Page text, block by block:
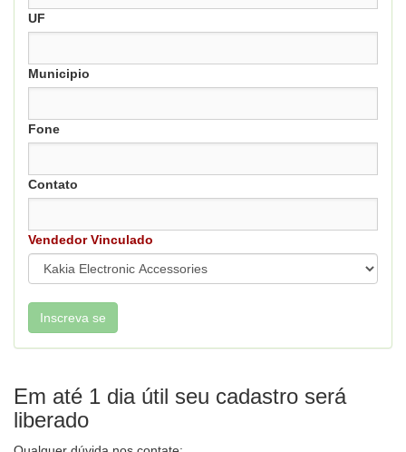
UF
Municipio
Fone
Contato
Vendedor Vinculado
Em até 1 dia útil seu cadastro será
liberado